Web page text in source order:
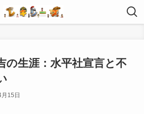
の生涯：水平社宣言と不
15日